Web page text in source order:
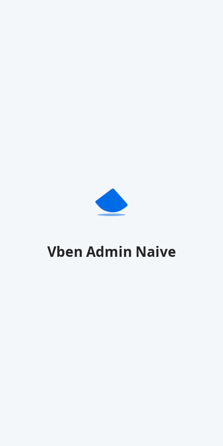
Vben Admin Naive